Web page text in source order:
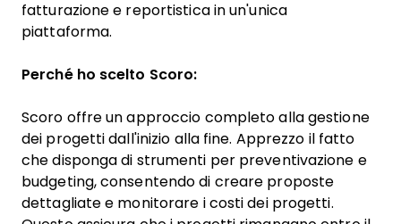
fatturazione e reportistica in un'unica
piattaforma.
Perché ho scelto Scoro:
Scoro offre un approccio completo alla gestione
dei progetti dall'inizio alla fine. Apprezzo il fatto
che disponga di strumenti per preventivazione e
budgeting, consentendo di creare proposte
dettagliate e monitorare i costi dei progetti.